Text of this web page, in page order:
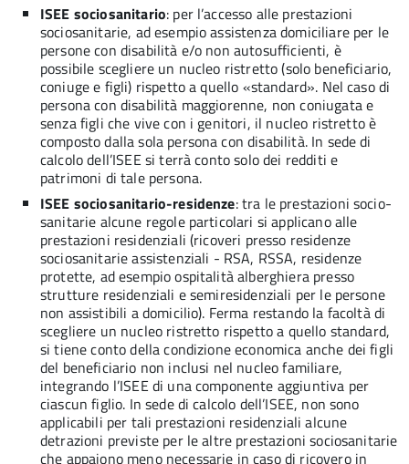
ISEE sociosanitario: per l’accesso alle prestazioni
sociosanitarie, ad esempio assistenza domiciliare per le
persone con disabilità e/o non autosufficienti, è
possibile scegliere un nucleo ristretto (solo beneficiario,
coniuge e figli) rispetto a quello «standard». Nel caso di
persona con disabilità maggiorenne, non coniugata e
senza figli che vive con i genitori, il nucleo ristretto è
composto dalla sola persona con disabilità. In sede di
calcolo dell’ISEE si terrà conto solo dei redditi e
patrimoni di tale persona.
ISEE sociosanitario-residenze: tra le prestazioni socio-
sanitarie alcune regole particolari si applicano alle
prestazioni residenziali (ricoveri presso residenze
sociosanitarie assistenziali - RSA, RSSA, residenze
protette, ad esempio ospitalità alberghiera presso
strutture residenziali e semiresidenziali per le persone
non assistibili a domicilio). Ferma restando la facoltà di
scegliere un nucleo ristretto rispetto a quello standard,
si tiene conto della condizione economica anche dei figli
del beneficiario non inclusi nel nucleo familiare,
integrando l’ISEE di una componente aggiuntiva per
ciascun figlio. In sede di calcolo dell’ISEE, non sono
applicabili per tali prestazioni residenziali alcune
detrazioni previste per le altre prestazioni sociosanitarie
che appaiono meno necessarie in caso di ricovero in